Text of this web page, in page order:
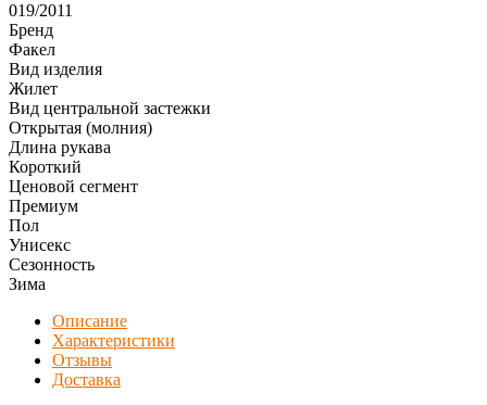
019/2011
Бренд
Факел
Вид изделия
Жилет
Вид центральной застежки
Открытая (молния)
Длина рукава
Короткий
Ценовой сегмент
Премиум
Пол
Унисекс
Сезонность
Зима
Описание
Характеристики
Отзывы
Доставка